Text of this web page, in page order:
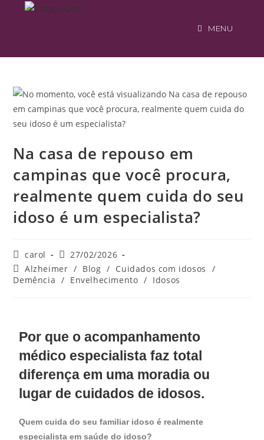
MENU
Na casa de repouso em
campinas que você procura,
realmente quem cuida do seu
idoso é um especialista?
carol
27/02/2026
Alzheimer / Blog / Cuidados com idosos
/
Demência / Envelhecimento / Idosos
Por que o acompanhamento
médico especialista faz total
diferença em uma moradia ou
lugar de cuidados de idosos.
Quem cuida do seu familiar idoso é realmente
especialista em saúde do idoso?